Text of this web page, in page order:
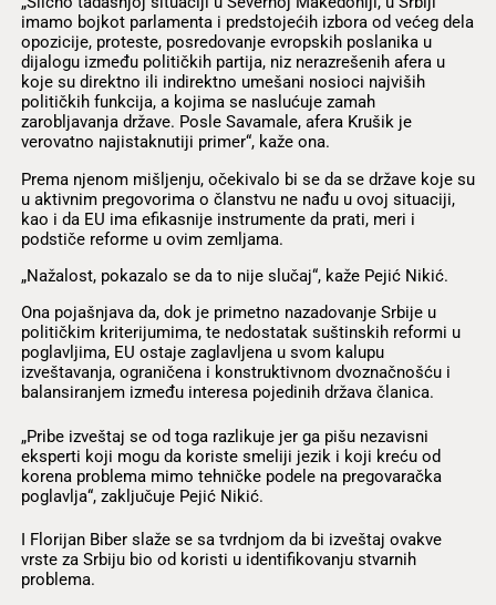
imamo bojkot parlamenta i predstojećih izbora od većeg dela
opozicije, proteste, posredovanje evropskih poslanika u
dijalogu između političkih partija, niz nerazrešenih afera u
koje su direktno ili indirektno umešani nosioci najviših
političkih funkcija, a kojima se naslućuje zamah
zarobljavanja države. Posle Savamale, afera Krušik je
verovatno najistaknutiji primer“, kaže ona.
Prema njenom mišljenju, očekivalo bi se da se države koje su
u aktivnim pregovorima o članstvu ne nađu u ovoj situaciji,
kao i da EU ima efikasnije instrumente da prati, meri i
podstiče reforme u ovim zemljama.
„Nažalost, pokazalo se da to nije slučaj“, kaže Pejić Nikić.
Ona pojašnjava da, dok je primetno nazadovanje Srbije u
političkim kriterijumima, te nedostatak suštinskih reformi u
poglavljima, EU ostaje zaglavljena u svom kalupu
izveštavanja, ograničena i konstruktivnom dvoznačnošću i
balansiranjem između interesa pojedinih država članica.
„Pribe izveštaj se od toga razlikuje jer ga pišu nezavisni
eksperti koji mogu da koriste smeliji jezik i koji kreću od
korena problema mimo tehničke podele na pregovaračka
poglavlja“, zaključuje Pejić Nikić.
I Florijan Biber slaže se sa tvrdnjom da bi izveštaj ovakve
vrste za Srbiju bio od koristi u identifikovanju stvarnih
problema.